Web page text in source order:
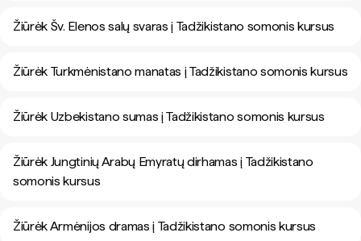
Žiūrėk Šv. Elenos salų svaras į Tadžikistano somonis kursus
Žiūrėk Turkmėnistano manatas į Tadžikistano somonis kursus
Žiūrėk Uzbekistano sumas į Tadžikistano somonis kursus
Žiūrėk Jungtinių Arabų Emyratų dirhamas į Tadžikistano
somonis kursus
Žiūrėk Armėnijos dramas į Tadžikistano somonis kursus